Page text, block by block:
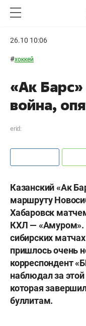
26.10 10:06
#хоккей
«Ак
война,
erid:
Казанский «Ак
маршруту
Хабаровск
КХЛ — «Амуром».
сибирских
пришлось очень
корреспондент
наблюдал за
которая
буллитам.